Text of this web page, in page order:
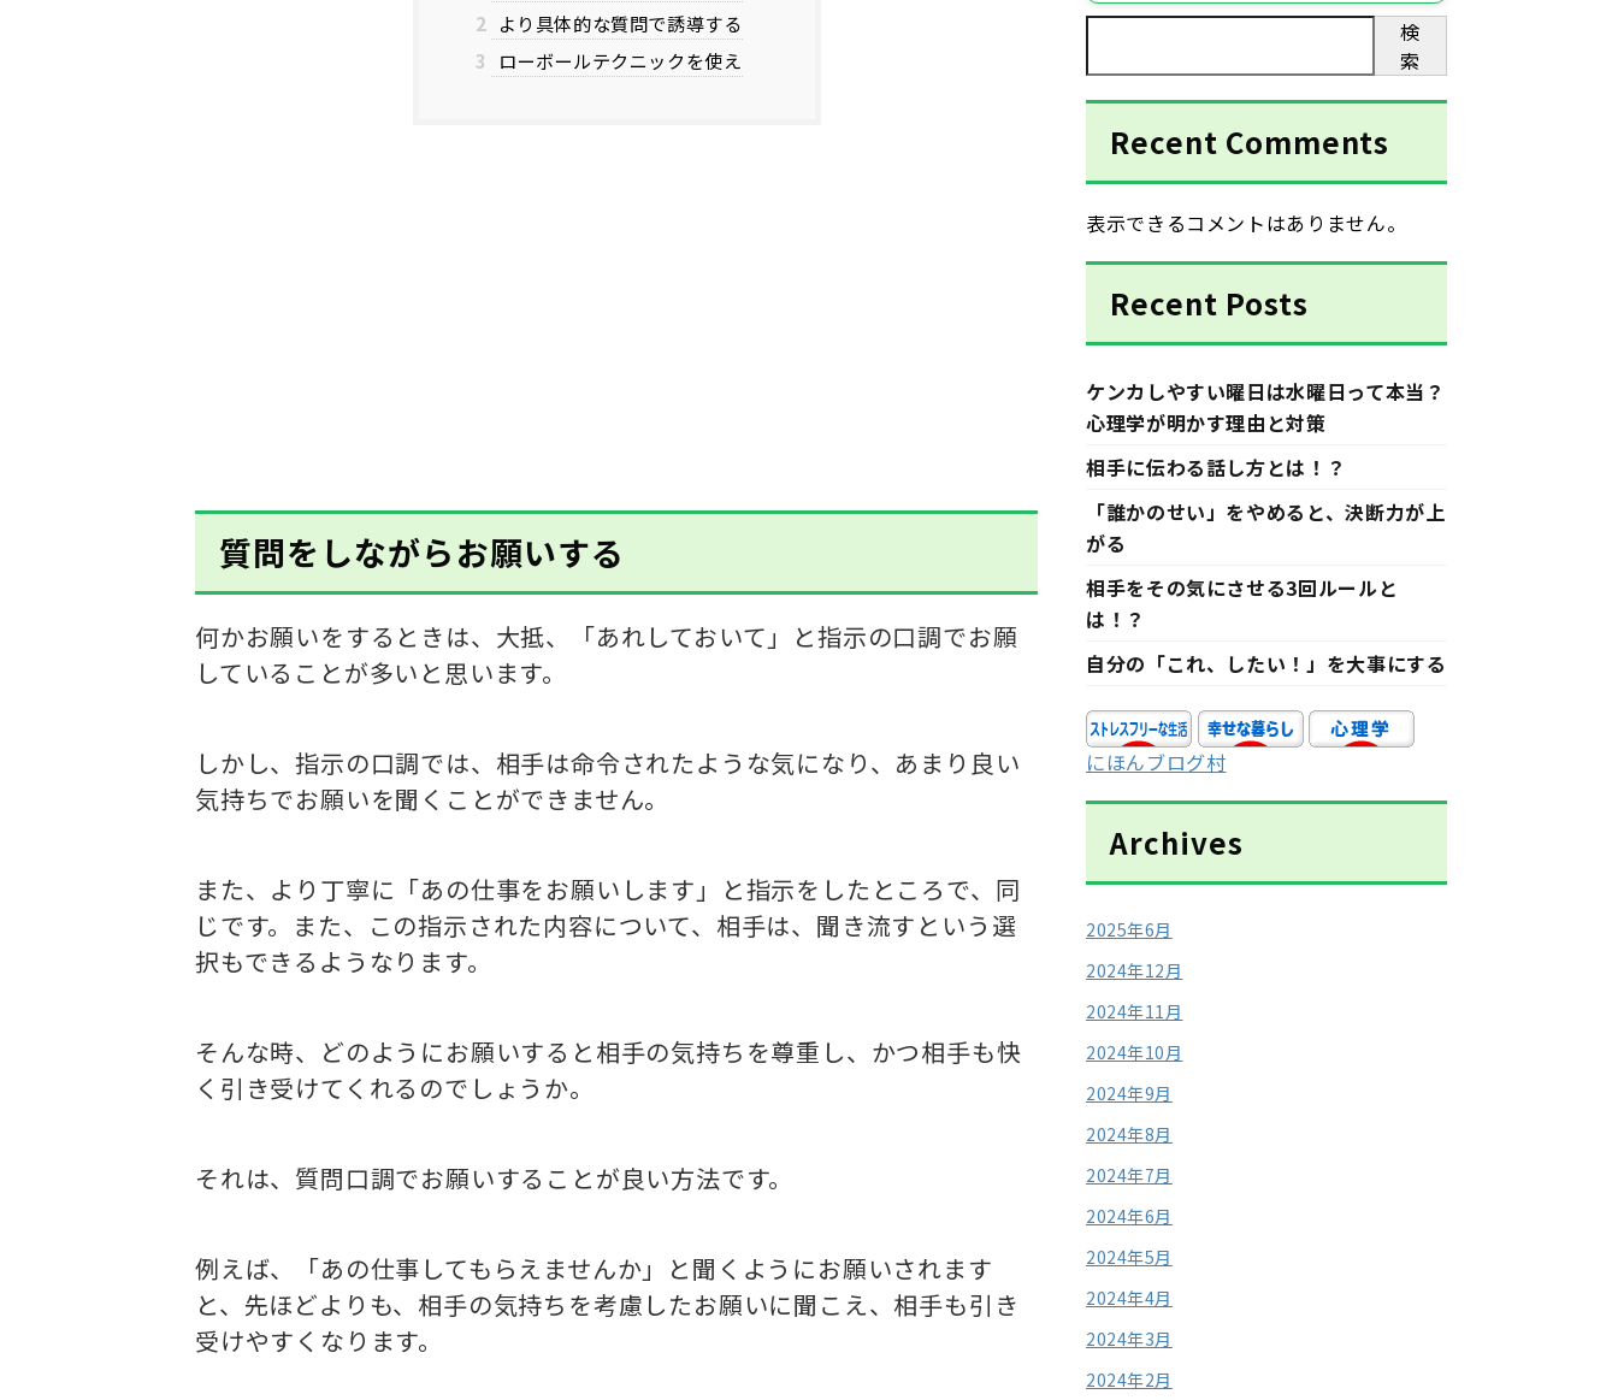
2 より具体的な質問で誘導する
3
ローボールテクニックを使え
質問をしながらお願いする
何かお願いをするときは、大抵、「あれしておいて」と指示の口調でお願
していることが多いと思います。
しかし、指示の口調では、相手は命令されたような気になり、あまり良い
気持ちでお願いを聞くことができません。
また、より丁寧に「あの仕事をお願いします」と指示をしたところで、同
じです。また、この指示された内容について、相手は、聞き流すという選
択もできるようなります。
そんな時、どのようにお願いすると相手の気持ちを尊重し、かつ相手も快
く引き受けてくれるのでしょうか。
それは、質問口調でお願いすることが良い方法です。
例えば、「あの仕事してもらえませんか」と聞くようにお願いされます
と、先ほどよりも、相手の気持ちを考慮したお願いに聞こえ、相手も引き
受けやすくなります。
検
索
Recent Comments
表示できるコメントはありません。
Recent Posts
ケンカしやすい曜日は水曜日って本当？
心理学が明かす理由と対策
相手に伝わる話し方とは！？
「誰かのせい」をやめると、決断力が上
がる
相手をその気にさせる3回ルールと
は！？
自分の「これ、したい！」を大事にする
にほんブログ村
Archives
2025年6月
2024年12月
2024年11月
2024年10月
2024年9月
2024年8月
2024年7月
2024年6月
2024年5月
2024年4月
2024年3月
2024年2月